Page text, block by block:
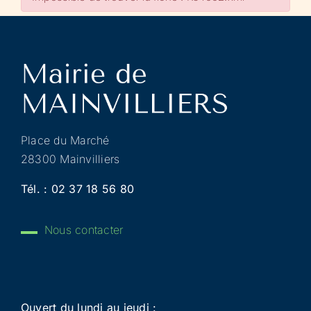
Place du Marché
28300 Mainvilliers
Tél. : 02 37 18 56 80
Nous contacter
Ouvert du lundi au jeudi :